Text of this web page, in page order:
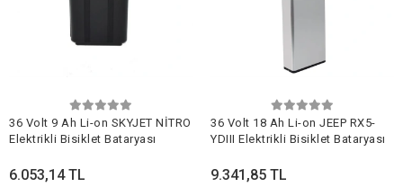
36 Volt 9 Ah Li-on SKYJET NİTRO
Elektrikli Bisiklet Bataryası
6.053,14 TL
36 Volt 18 Ah Li-on JEEP RX5-
YDIII Elektrikli Bisiklet Bataryası
9.341,85 TL